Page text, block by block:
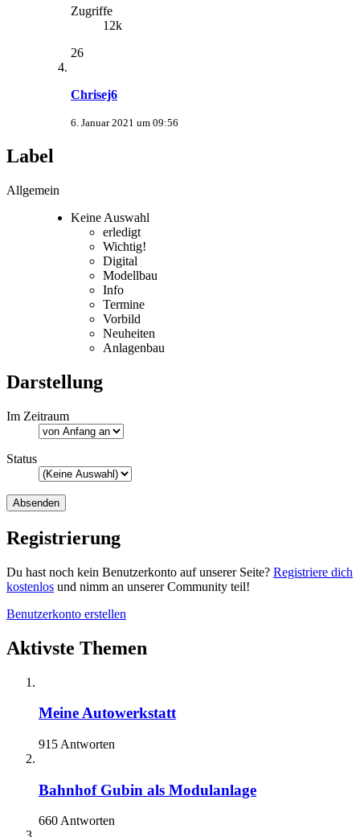
Zugriffe
12k
26
Chrisej6
6. Januar 2021 um 09:56
Label
Allgemein
Keine Auswahl
erledigt
Wichtig!
Digital
Modellbau
Info
Termine
Vorbild
Neuheiten
Anlagenbau
Darstellung
Im Zeitraum
Status
Registrierung
Du hast noch kein Benutzerkonto auf unserer Seite? Registriere dich
kostenlos und nimm an unserer Community teil!
Benutzerkonto erstellen
Aktivste Themen
Meine Autowerkstatt
915 Antworten
Bahnhof Gubin als Modulanlage
660 Antworten